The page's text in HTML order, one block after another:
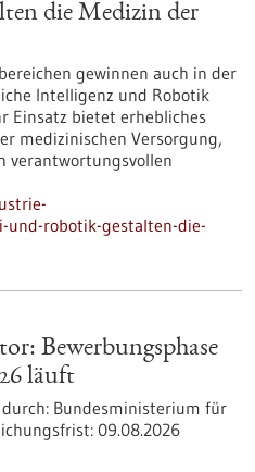
die Medizin der
gewinnen auch in der
Intelligenz und Robotik
Einsatz bietet erhebliches
medizinischen Versorgung,
verantwortungsvollen
robotik-gestalten-die-
Bewerbungsphase
läuft
Bundesministerium für
09.08.2026